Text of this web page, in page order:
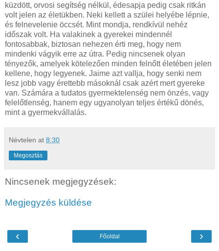
küzdött, orvosi segítség nélkül, édesapja pedig csak ritkán
volt jelen az életükben. Neki kellett a szülei helyébe lépnie,
és felnevelenie öccsét. Mint mondja, rendkívül nehéz
időszak volt. Ha valakinek a gyerekei mindennél
fontosabbak, biztosan nehezen érti meg, hogy nem
mindenki vágyik erre az útra. Pedig nincsenek olyan
tényezők, amelyek kötelezően minden felnőtt életében jelen
kellene, hogy legyenek. Jaime azt vallja, hogy senki nem
lesz jobb vagy érettebb másoknál csak azért mert gyereke
van. Számára a tudatos gyermektelenség nem önzés, vagy
felelőtlenség, hanem egy ugyanolyan teljes értékű dönés,
mint a gyermekvállalás.
Névtelen at 8:30
Megosztás
Nincsenek megjegyzések:
Megjegyzés küldése
‹ ›
Főoldal